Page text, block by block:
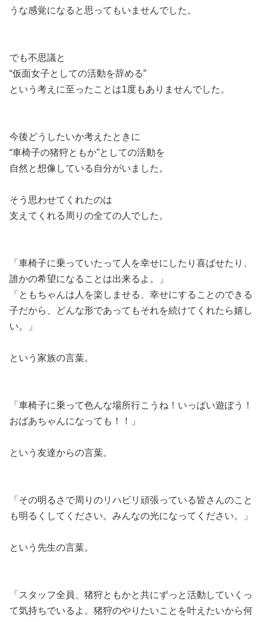
うな感覚になると思ってもいませんでした。
でも不思議と
“仮面女子としての活動を辞める”
という考えに至ったことは1度もありませんでした。
今後どうしたいか考えたときに
“車椅子の猪狩ともか”としての活動を
自然と想像している自分がいました。
そう思わせてくれたのは
支えてくれる周りの全ての人でした。
「車椅子に乗っていたって人を幸せにしたり喜ばせたり、
誰かの希望になることは出来るよ。」
「ともちゃんは人を楽しませる、幸せにすることのできる
子だから、どんな形であってもそれを続けてくれたら嬉し
い。」
という家族の言葉。
「車椅子に乗って色んな場所行こうね！いっぱい遊ぼう！
おばあちゃんになっても！！」
という友達からの言葉。
「その明るさで周りのリハビリ頑張っている皆さんのこと
も明るくしてください。みんなの光になってください。」
という先生の言葉。
「スタッフ全員、猪狩ともかと共にずっと活動していくっ
て気持ちでいるよ。猪狩のやりたいことを叶えたいから何